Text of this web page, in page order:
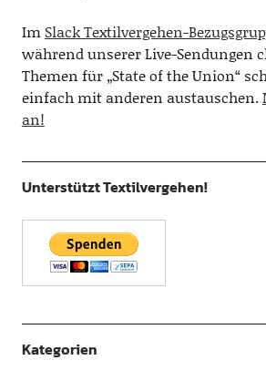
Im Slack Textilvergehen-
während unserer Live-Sendungen
Themen für „State of the Union“
einfach mit anderen austauschen.
an!
Unterstützt Textilvergehen!
Kategorien